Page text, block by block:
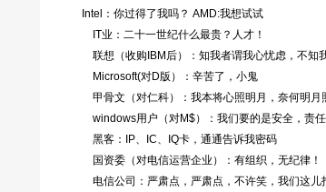
Intel：你过得了我吗？ AMD:我想试试
IT业：二十一世纪什么最贵？人才！
联想（收购IBM后）：知我者谓我心忧虑，不知
Microsoft(对D版）：辛苦了，小鬼
甲骨文（对仁科）：我本将心照明月，奈何明月
windows用户（对M$）：我们要的是安全，责任
黑客：IP、IC、IQ卡，通通告诉我密码
国资委（对电信运营企业）：有组织，无纪律！
电信公司：严肃点，严肃点，不许笑，我们这儿